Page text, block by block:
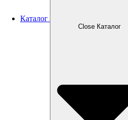
Каталог
Close Каталог